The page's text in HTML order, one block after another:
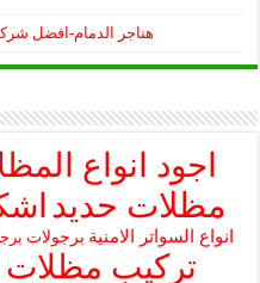
هناجر الدمام-افضل
اجود انواع
مظلات حديد
انواع السواتر الامنية برجولات
تركيب مظلات